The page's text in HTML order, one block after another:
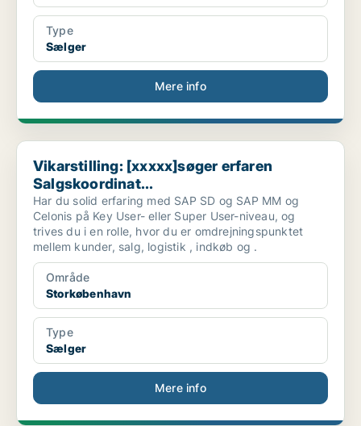
Type
Sælger
Mere info
Vikarstilling: [xxxxx]søger erfaren Salgskoordinat...
Vikarstilling: [xxxxx]søger erfaren
Salgskoordinat...
Har du solid erfaring med SAP SD og SAP MM og
Celonis på Key User- eller Super User-niveau, og
trives du i en rolle, hvor du er omdrejningspunktet
mellem kunder, salg, logistik , indkøb og .
Område
Storkøbenhavn
Type
Sælger
Mere info